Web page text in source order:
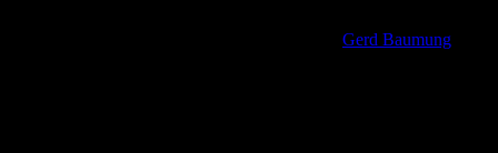
Gerd Baumung